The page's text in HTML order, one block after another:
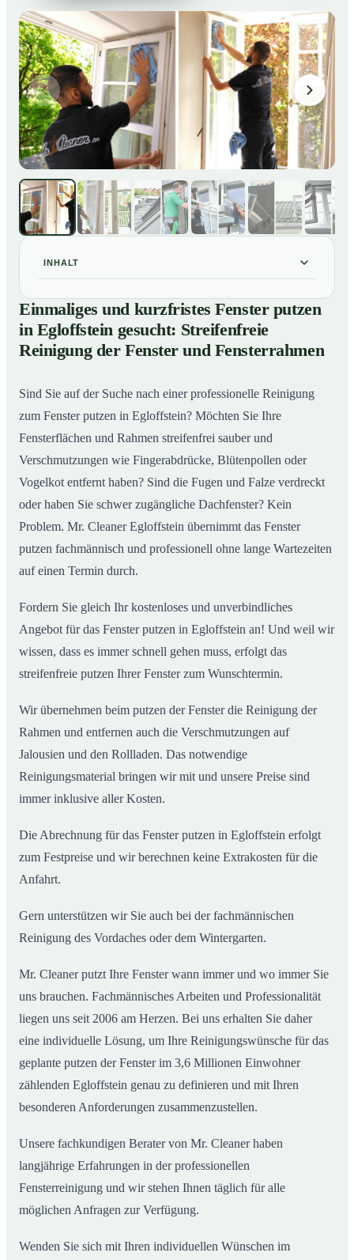
INHALT
Einmaliges und kurzfristes Fenster putzen in
Egloffstein gesucht: Streifenfreie Reinigung der
Fenster und Fensterrahmen
02So putzen unsere Profis in Egloffstein Ihre Fenster
Einmaliges und kurzfristes Fenster putzen
in Egloffstein gesucht: Streifenfreie
Reinigung der Fenster und Fensterrahmen
Sind Sie auf der Suche nach einer professionelle Reinigung
zum Fenster putzen in Egloffstein? Möchten Sie Ihre
Fensterflächen und Rahmen streifenfrei sauber und
Verschmutzungen wie Fingerabdrücke, Blütenpollen oder
Vogelkot entfernt haben? Sind die Fugen und Falze verdreckt
oder haben Sie schwer zugängliche Dachfenster? Kein
Problem. Mr. Cleaner Egloffstein übernimmt das Fenster
putzen fachmännisch und professionell ohne lange Wartezeiten
auf einen Termin durch.
Fordern Sie gleich Ihr kostenloses und unverbindliches
Angebot für das Fenster putzen in Egloffstein an! Und weil wir
wissen, dass es immer schnell gehen muss, erfolgt das
streifenfreie putzen Ihrer Fenster zum Wunschtermin.
Wir übernehmen beim putzen der Fenster die Reinigung der
Rahmen und entfernen auch die Verschmutzungen auf
Jalousien und den Rollladen. Das notwendige
Reinigungsmaterial bringen wir mit und unsere Preise sind
immer inklusive aller Kosten.
Die Abrechnung für das Fenster putzen in Egloffstein erfolgt
zum Festpreise und wir berechnen keine Extrakosten für die
Anfahrt.
Gern unterstützen wir Sie auch bei der fachmännischen
Reinigung des Vordaches oder dem Wintergarten.
Mr. Cleaner putzt Ihre Fenster wann immer und wo immer Sie
uns brauchen. Fachmännisches Arbeiten und Professionalität
liegen uns seit 2006 am Herzen. Bei uns erhalten Sie daher
eine individuelle Lösung, um Ihre Reinigungswünsche für das
geplante putzen der Fenster im 3,6 Millionen Einwohner
zählenden Egloffstein genau zu definieren und mit Ihren
besonderen Anforderungen zusammenzustellen.
Unsere fachkundigen Berater von Mr. Cleaner haben
langjährige Erfahrungen in der professionellen
Fensterreinigung und wir stehen Ihnen täglich für alle
möglichen Anfragen zur Verfügung.
Wenden Sie sich mit Ihren individuellen Wünschen im